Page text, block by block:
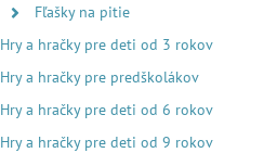
Fľašky na pitie
Hry a hračky pre deti od 3 rokov
Hry a hračky pre predškolákov
Hry a hračky pre deti od 6 rokov
Hry a hračky pre deti od 9 rokov